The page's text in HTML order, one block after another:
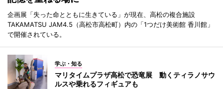
企画展「失った命とともに生きている」が現在、高松の複合施設
TAKAMATSU JAM4.5（高松市高松町）内の「1つだけ美術館 香川館」
で開催されている。
学ぶ・知る
マリタイムプラザ高松で恐竜展 動くティラノサウ
ルスや乗れるフィギュアも